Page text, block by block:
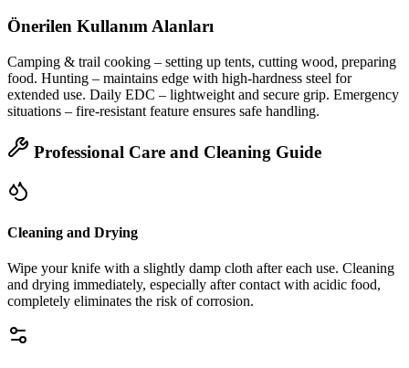
Önerilen Kullanım Alanları
Camping & trail cooking – setting up tents, cutting wood, preparing
food. Hunting – maintains edge with high‑hardness steel for
extended use. Daily EDC – lightweight and secure grip. Emergency
situations – fire‑resistant feature ensures safe handling.
Professional Care and Cleaning Guide
Cleaning and Drying
Wipe your knife with a slightly damp cloth after each use. Cleaning
and drying immediately, especially after contact with acidic food,
completely eliminates the risk of corrosion.